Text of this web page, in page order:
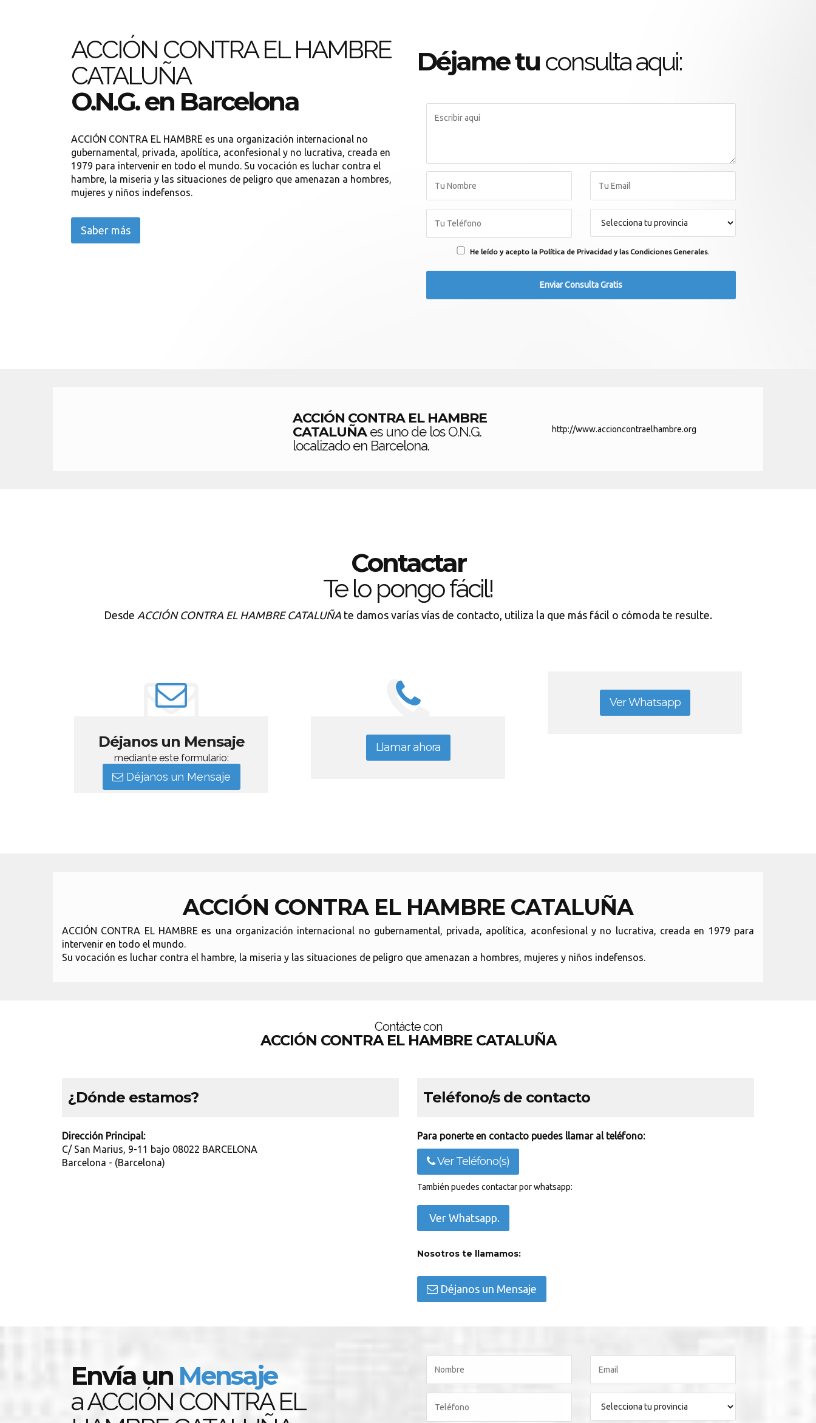
ACCIÓN CONTRA EL HAMBRE
CATALUÑA
O.N.G. en Barcelona
ACCIÓN CONTRA EL HAMBRE es una organización internacional no
gubernamental, privada, apolítica, aconfesional y no lucrativa, creada en
1979 para intervenir en todo el mundo. Su vocación es luchar contra el
hambre, la miseria y las situaciones de peligro que amenazan a hombres,
mujeres y niños indefensos.
Saber más
Déjame tu consulta aqui:
He leído y acepto la Política de Privacidad y las Condiciones Generales.
ACCIÓN CONTRA EL HAMBRE
CATALUÑAes uno de los O.N.G.
localizado en Barcelona.
http://www.accioncontraelhambre.org
Contactar
Te lo pongo fácil!
Desde ACCIÓN CONTRA EL HAMBRE CATALUÑA te damos varías vías de contacto, utiliza la que más fácil o cómoda te resulte.
Déjanos un Mensaje
mediante este formulario:
Déjanos un Mensaje
Llamar ahora
Ver Whatsapp
ACCIÓN CONTRA EL HAMBRE CATALUÑA
ACCIÓN CONTRA EL HAMBRE es una organización internacional no gubernamental, privada, apolítica, aconfesional y no lucrativa, creada en 1979 para
intervenir en todo el mundo.
Su vocación es luchar contra el hambre, la miseria y las situaciones de peligro que amenazan a hombres, mujeres y niños indefensos.
Contácte con
ACCIÓN CONTRA EL HAMBRE CATALUÑA
¿Dónde estamos?
Dirección Principal:
C/ San Marius, 9-11 bajo 08022 BARCELONA
Barcelona - (Barcelona)
Teléfono/s de contacto
Para ponerte en contacto puedes llamar al teléfono:
Ver Teléfono(s)
También puedes contactar por whatsapp:
Ver Whatsapp.
Nosotros te llamamos:
Déjanos un Mensaje
Envía un Mensaje
a ACCIÓN CONTRA EL